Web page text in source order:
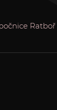
Ratboř